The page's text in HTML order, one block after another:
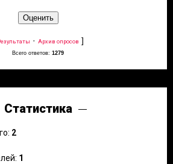
· Архив опросов ]
Всего ответов: 1279
Статистика
2
1